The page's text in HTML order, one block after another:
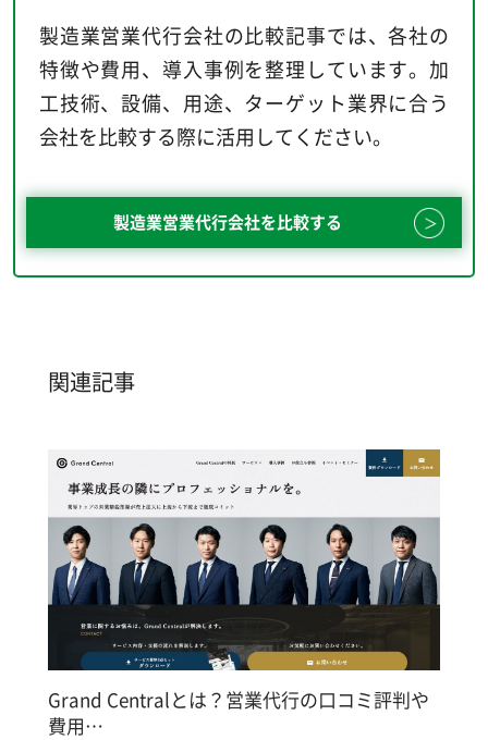
製造業営業代行会社の比較記事では、各社の
特徴や費用、導入事例を整理しています。加
工技術、設備、用途、ターゲット業界に合う
会社を比較する際に活用してください。
製造業営業代行会社を比較する
関連記事
Grand Centralとは？営業代行の口コミ評判や
費用…